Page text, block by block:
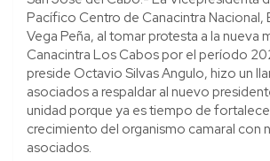
Pacífico Centro de Canacintra Nacional,
Vega Peña, al tomar protesta a la nueva
Canacintra Los Cabos por el período
preside Octavio Silvas Angulo, hizo un
asociados a respaldar al nuevo
unidad porque ya es tiempo de
crecimiento del organismo camaral con
asociados.